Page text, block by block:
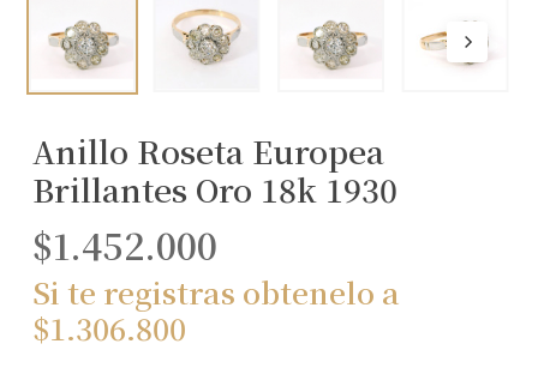
Anillo Roseta Europea
Brillantes Oro 18k 1930
$1.452.000
Si te registras obtenelo a
$1.306.800